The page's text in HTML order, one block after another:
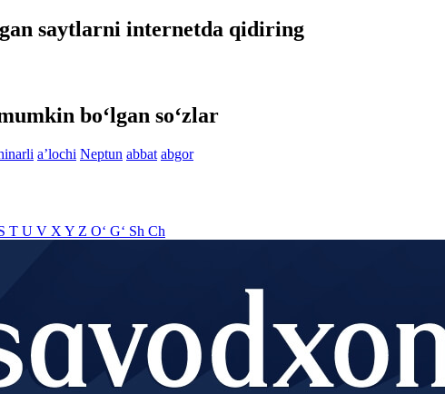
saytlarni internetda qidiring
bo‘lgan so‘zlar
aʼlochi Neptun abbat abgor
T U V X Y Z O‘ G‘ Sh Ch